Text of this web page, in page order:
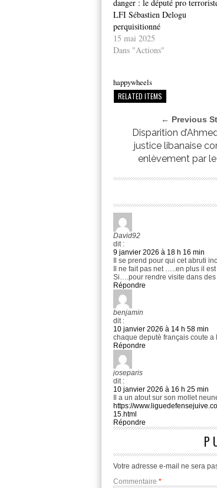
danger : le député pro
LFI Sébastien Delogu
perquisitionné
15 mai 2025
Dans "Actions"
happywheels
RELATED ITEMS
← Previous
Disparition
justice libanaise
enlèvement par
David92
dit :
9 janvier 2026 à 18 h 16 min
Il se prend pour qui cet abruti
Il ne fait pas net …..en plus il
Si….pour rendre visite dans
Répondre
benjamin
dit :
10 janvier 2026 à 14 h 58 min
chaque deputè français coute
Répondre
joseparis
dit :
10 janvier 2026 à 16 h 25 min
Il a un atout sur son mollet
https://
15.html
Répondre
Votre adresse e-mail ne sera
Commentaire *